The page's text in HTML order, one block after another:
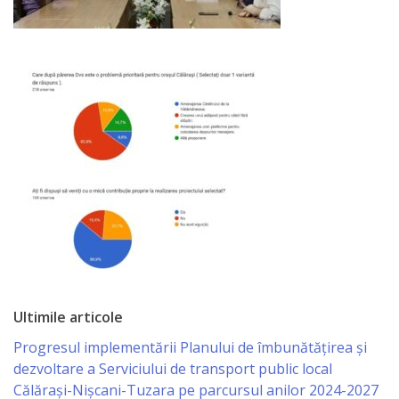
şi
Comerţ
Specialist
în
Tineretului
şi
Sportului
Specialist
pentru
Planificare,
Ultimile articole
Progresul implementării Planului de îmbunătățirea și
dezvoltare a Serviciului de transport public local
Călărași-Nișcani-Tuzara pe parcursul anilor 2024-2027